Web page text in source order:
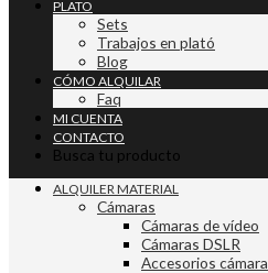
PLATO
Sets
Trabajos en plató
Blog
CÓMO ALQUILAR
Faq
MI CUENTA
CONTACTO
Busca tu producto
ALQUILER MATERIAL
Cámaras
Cámaras de vídeo
Cámaras DSLR
Accesorios cámara